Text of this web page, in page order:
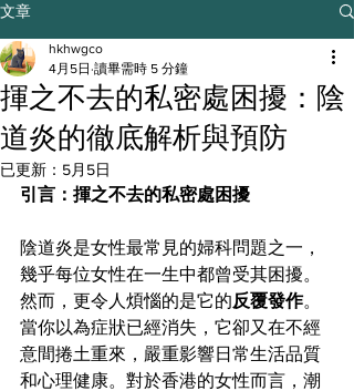
文章
揮之不去的私密處困擾：陰
道炎的徹底解析與預防
hkhwgco
4月5日 讀畢需時 5 分鐘
已更新： 5月5日
引言：揮之不去的私密處困擾
陰道炎是女性最常見的婦科問題之一，
幾乎每位女性在一生中都曾受其困擾。
然而，更令人煩惱的是它的反覆發作。
當你以為症狀已經消失，它卻又在不經
意間捲土重來，嚴重影響日常生活品質
和心理健康。對於香港的女性而言，潮